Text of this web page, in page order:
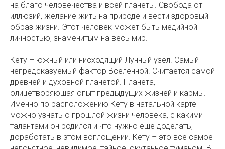
на благо человечества и всей планеты. Свобода от
иллюзий, желание жить на природе и вести здоровый
образ жизни. Этот человек может быть медийной
личностью, знаменитым на весь мир.
Кету – южный или нисходящий Лунный узел. Самый
непредсказуемый фактор Вселенной. Считается самой
древней и духовной планетой. Планета,
олицетворяющая опыт предыдущих жизней и кармы.
Именно по расположению Кету в натальной карте
можно узнать о прошлой жизни человека, с какими
талантами он родился и что нужно еще доделать,
доработать в этом воплощении. Кету – это все самое